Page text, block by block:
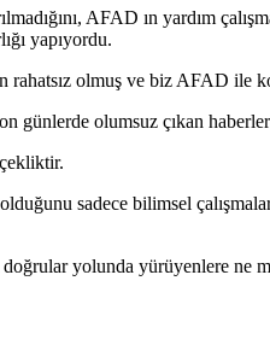
AFAD ın yardım
yapıyordu.
olmuş ve biz AFAD ile
günlerde olumsuz çıkan
olduğunu sadece bilimsel
doğrular yolunda yürüyenlere ne